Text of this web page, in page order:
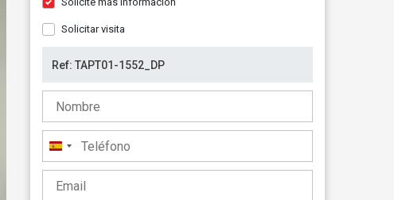
Solicitar visita
España
+34